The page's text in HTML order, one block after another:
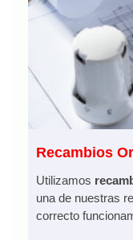
Recambios
Utilizamos
una de nuestras
correcto